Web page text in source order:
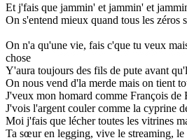
Et j'fais que jammin' et jammin' et
On s'entend mieux quand tous les zéros
On n'a qu'une vie, fais c'que tu veux
chose
Y'aura toujours des fils de pute avant
On nous vend d'la merde mais on tient
J'veux mon homard comme François de
J'vois l'argent couler comme la cyprine
Moi j'fais que lécher toutes les vitrines
Ta sœur en legging, vive le streaming, le